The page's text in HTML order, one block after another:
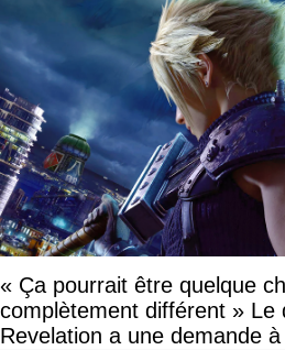
« Ça pourrait être quelque
complètement différent » Le
Revelation a une demande